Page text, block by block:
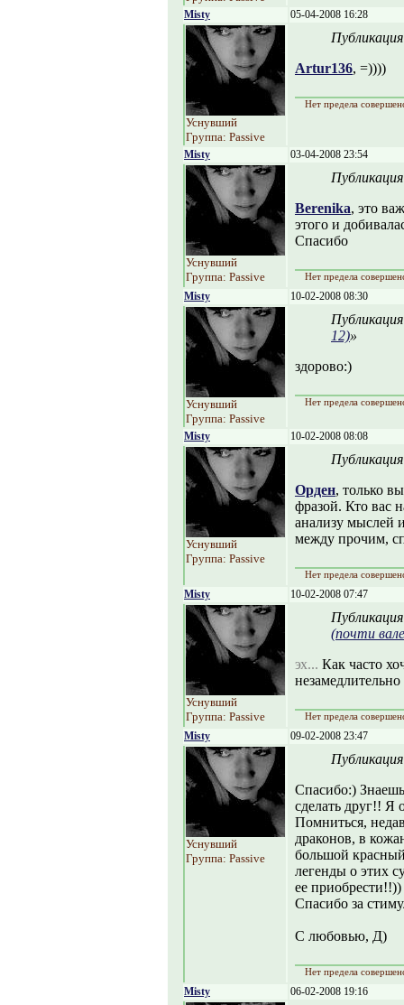
Misty 05-04-2008 16:28
Уснувший
Группа: Passive
Artur136, =))))
Нет предела
Misty 03-04-2008 23:54
Уснувший
Группа: Passive
Berenika, это
этого и
Спасибо
Нет предела
Misty 10-02-2008 08:30
Уснувший
Группа: Passive
12)»
здорово:)
Нет предела
Misty 10-02-2008 08:08
Уснувший
Группа: Passive
Орден, только
фразой. Кто вас
анализу мыслей
между прочим,
Нет предела
Misty 10-02-2008 07:47
Уснувший
Группа: Passive
(почти
эх... Как часто
Нет предела
Misty 09-02-2008 23:47
Уснувший
Группа: Passive
Спасибо:)
сделать друг!! Я
Помниться,
драконов, в
большой
легенды о этих
ее приобрести!!))
Спасибо за
С любовью, Д)
Нет предела
Misty 06-02-2008 19:16